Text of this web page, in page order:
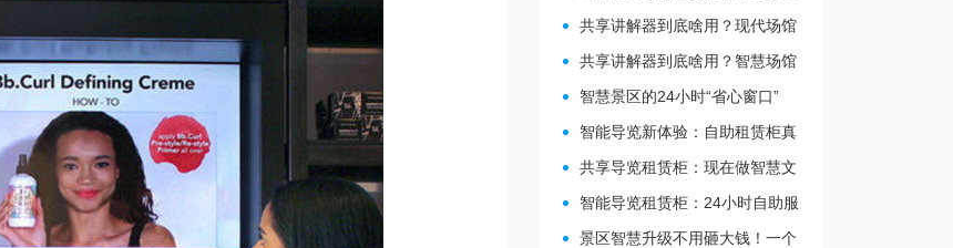
共享讲解器到底啥用？现代场馆
的“静音救星”来了！
共享讲解器到底啥用？智慧场馆
的“静音导游”了解下！
智慧景区的24小时“省心窗口”
智能导览新体验：自助租赁柜真
能重塑景区服务？
共享导览租赁柜：现在做智慧文
旅都得配
智能导览租赁柜：24小时自助服
务，省心还增收
景区智慧升级不用砸大钱！一个